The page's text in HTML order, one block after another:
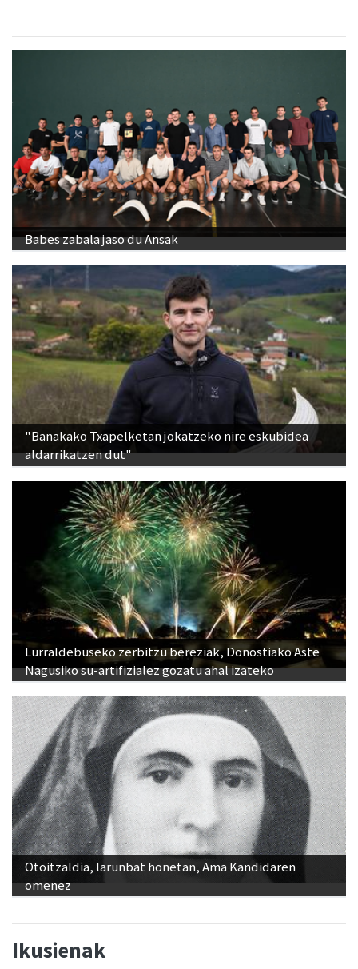
Babes zabala jaso du Ansak
"Banakako Txapelketan jokatzeko nire eskubidea
aldarrikatzen dut"
Lurraldebuseko zerbitzu bereziak, Donostiako Aste
Nagusiko su-artifizialez gozatu ahal izateko
Otoitzaldia, larunbat honetan, Ama Kandidaren
omenez
Ikusienak